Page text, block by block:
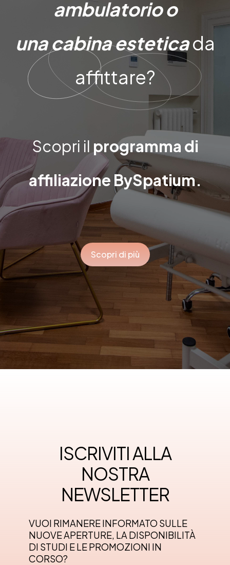
ambulatorio o
una cabina esteticada
affittare?
Scopri il programma di
affiliazione BySpatium.
Scopri di più
ISCRIVITI ALLA
NOSTRA
NEWSLETTER
VUOI RIMANERE INFORMATO SULLE
NUOVE APERTURE, LA DISPONIBILITÀ
DI STUDI E LE PROMOZIONI IN
CORSO?